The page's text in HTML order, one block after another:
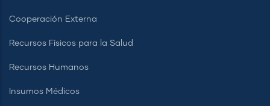
Cooperación Externa
Recursos Físicos para la Salud
Recursos Humanos
Insumos Médicos